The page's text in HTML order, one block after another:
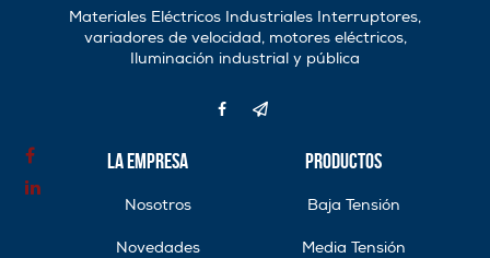
Materiales Eléctricos Industriales Interruptores,
variadores de velocidad, motores eléctricos,
Iluminación industrial y pública
La Empresa
Nosotros
Novedades
Productos
Baja Tensión
Media Tensión